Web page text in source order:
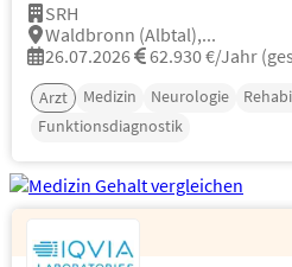
SRH
Waldbronn (Albtal),...
26.07.2026
62.930 €/Jahr
Arzt Medizin Neurologie
Funktionsdiagnostik